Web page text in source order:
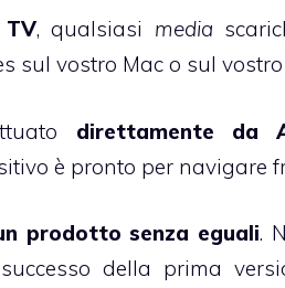
TV, qualsiasi media
sul vostro Mac o sul vostro
direttamente da
è pronto per navigare
prodotto senza eguali.
della prima